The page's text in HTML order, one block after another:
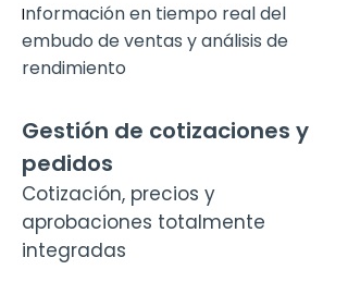
​Información en tiempo real del
embudo de ventas y análisis de
rendimiento
Gestión de cotizaciones y
pedidos
Cotización, precios y
aprobaciones totalmente
integradas